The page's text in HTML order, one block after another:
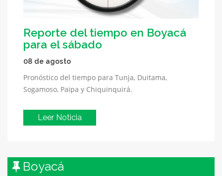
Reporte del tiempo en Boyacá
para el sábado
08 de agosto
Pronóstico del tiempo para Tunja, Duitama,
Sogamoso, Paipa y Chiquinquirá.
Leer Noticia
Boyacá